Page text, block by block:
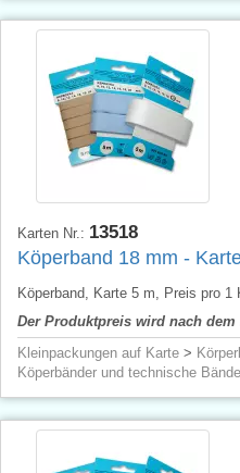
Karten Nr.: 13518
Köperband 18 mm -
Köperband, Karte 5 m, Preis pro 1
Der Produktpreis wird nach
Kleinpackungen auf Karte >
Köperbänder und technische